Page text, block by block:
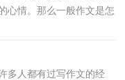
心情。那么一般作文是怎
有感作文，欢...
多人都有过写作文的经